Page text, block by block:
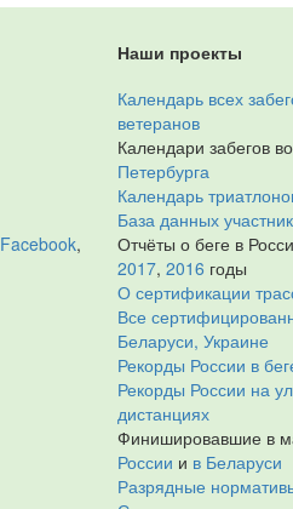
Facebook,
Наши проекты
Календарь всех
ветеранов
Календари забегов
Петербурга
Календарь
База данных
Отчёты о беге в
2017, 2016 годы
О сертификации
Все
Беларуси, Украине
Рекорды России в
Рекорды России на
дистанциях
Финишировавшие в
России и в Беларуси
Разрядные